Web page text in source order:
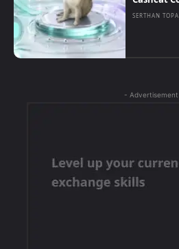
SERTHAN
-